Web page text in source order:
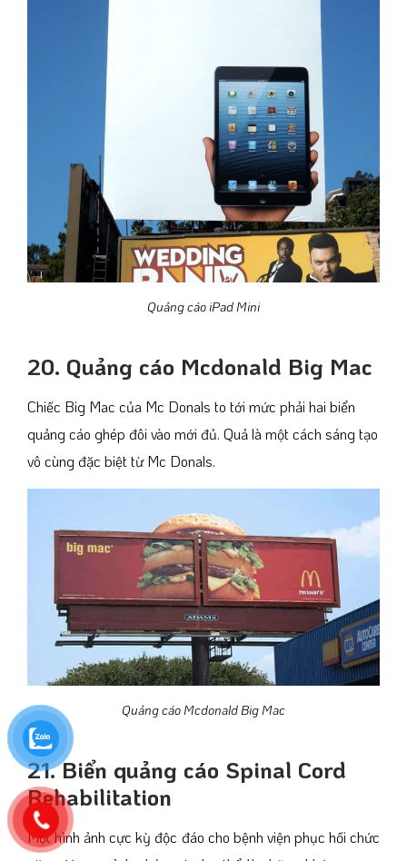
Quảng cáo iPad Mini
20. Quảng cáo Mcdonald Big Mac
Chiếc Big Mac của Mc Donals to tới mức phải hai biển
quảng cáo ghép đôi vào mới đủ. Quả là một cách sáng tạo
vô cùng đặc biệt từ Mc Donals.
Quảng cáo Mcdonald Big Mac
21. Biển quảng cáo Spinal Cord
Rehabilitation
Một hình ảnh cực kỳ độc đáo cho bệnh viện phục hồi chức